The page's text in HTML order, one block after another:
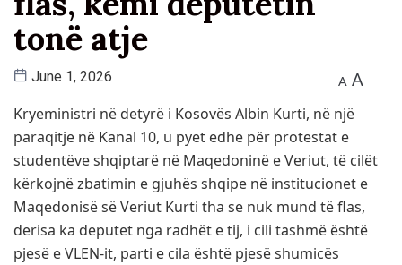
tonë atje
June 1, 2026 A A
Kryeministri në detyrë i Kosovës Albin Kurti, në një
paraqitje në Kanal 10, u pyet edhe për protestat e
studentëve shqiptarë në Maqedoninë e Veriut, të cilët
kërkojnë zbatimin e gjuhës shqipe në institucionet e
Maqedonisë së Veriut Kurti tha se nuk mund të flas,
derisa ka deputet nga radhët e tij, i cili tashmë është
pjesë e VLEN-it, parti e cila është pjesë shumicës